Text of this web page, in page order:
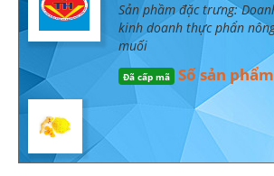
Sản phầm đặc trưng:
kinh doanh thực phẩn
muối
Đã cấp mã Số sản